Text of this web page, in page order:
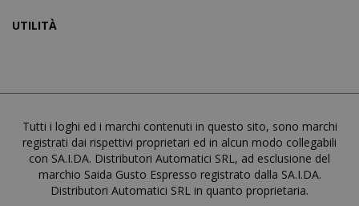
UTILITÀ
Tutti i loghi ed i marchi contenuti in questo sito, sono marchi
registrati dai rispettivi proprietari ed in alcun modo collegabili
con SA.I.DA. Distributori Automatici SRL, ad esclusione del
marchio Saida Gusto Espresso registrato dalla SA.I.DA.
Distributori Automatici SRL in quanto proprietaria.
NOME PROVIDER / DOMINIO
_ga
Google LLC
.saidagustoespresso.com
NOME PROVIDER / DOMINIO
wp_ga4_customerGroup